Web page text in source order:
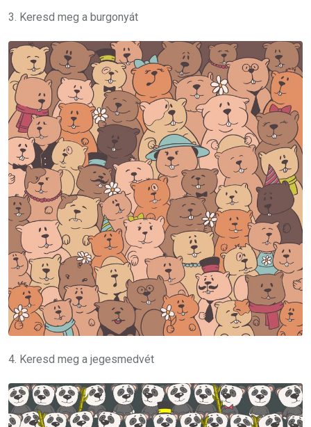
3. Keresd meg a burgonyát
4. Keresd meg a jegesmedvét